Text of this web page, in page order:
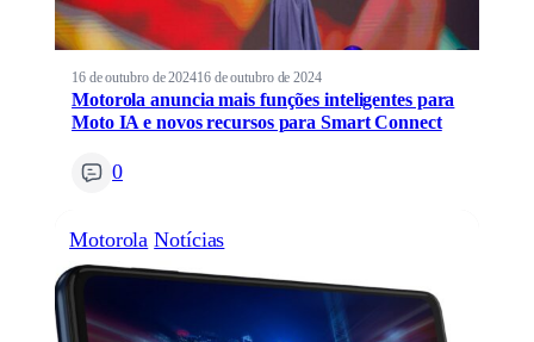
16 de outubro de 202416 de outubro de 2024
Motorola anuncia mais funções inteligentes para
Moto IA e novos recursos para Smart Connect
0
Motorola Notícias